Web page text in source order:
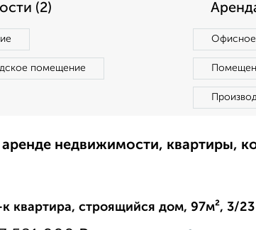
(2)
помещение
недвижимости, квартиры,
квартира, строящийся дом, 97м², 3/